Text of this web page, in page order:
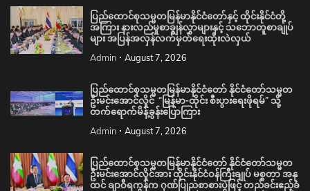
ပြည်ထောင်စုသမ္မတမြန်မာနိုင်ငံတော်နှင့် ထိုင်းနိုင်ငံတို့
အကြား နားလည်မှုစာချွန်လွှာများနှင့် သဘောတူစာချုပ်
များ အပြန်အလှန်လက်မှတ်ရေးထိုးလဲလှယ်
Admin August 7, 2026
ပြည်ထောင်စုသမ္မတမြန်မာနိုင်ငံတော် နိုင်ငံတော်သမ္မတ
ဦးမင်းအောင်လှိုင် “မြန်မာ-ထိုင်း စီးပွားရေးဖိုရမ်” သို့
တက်ရောက်မိန့်ခွန်းပြောကြား
Admin August 7, 2026
ပြည်ထောင်စုသမ္မတမြန်မာနိုင်ငံတော် နိုင်ငံတော်သမ္မတ
ဦးမင်းအောင်လှိုင်အား ထိုင်းနိုင်ငံဝန်ကြီးချုပ် မစ္စတာ အနု
ထင် ချာဝီရကွန်က ဂုဏ်ပြုညစာစားပွဲဖြင့် တည်ခင်းဧည့်ခံ